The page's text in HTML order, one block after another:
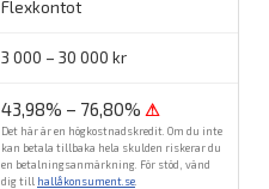
Flexkontot
3 000 – 30 000 kr
43,98% – 76,80% ⚠
Det här är en högkostnadskredit. Om du inte
kan betala tillbaka hela skulden riskerar du
en betalningsanmärkning. För stöd, vänd
dig till hallåkonsument.se